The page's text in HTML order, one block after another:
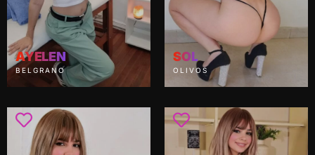
AYELEN
BELGRANO
SOL
OLIVOS